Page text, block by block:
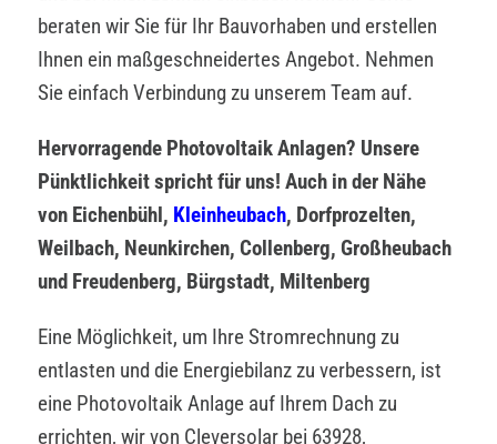
beraten wir Sie für Ihr Bauvorhaben und erstellen
Ihnen ein maßgeschneidertes Angebot. Nehmen
Sie einfach Verbindung zu unserem Team auf.
Hervorragende Photovoltaik Anlagen? Unsere
Pünktlichkeit spricht für uns! Auch in der Nähe
von Eichenbühl, Kleinheubach, Dorfprozelten,
Weilbach, Neunkirchen, Collenberg, Großheubach
und Freudenberg, Bürgstadt, Miltenberg
Eine Möglichkeit, um Ihre Stromrechnung zu
entlasten und die Energiebilanz zu verbessern, ist
eine Photovoltaik Anlage auf Ihrem Dach zu
errichten, wir von Cleversolar bei 63928,